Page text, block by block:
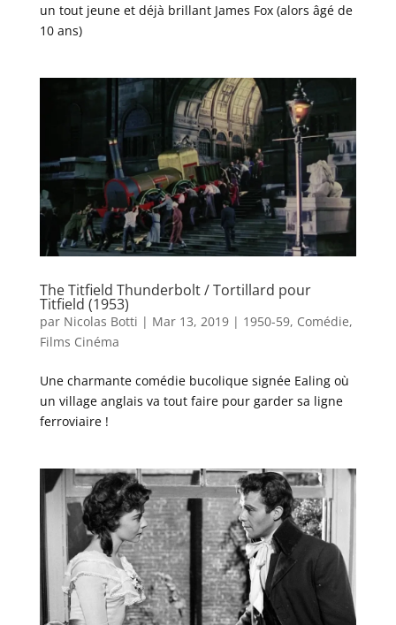
un tout jeune et déjà brillant James Fox (alors âgé de
10 ans)
The Titfield Thunderbolt / Tortillard pour
Titfield (1953)
par Nicolas Botti | Mar 13, 2019| 1950-59, Comédie,
Films Cinéma
Une charmante comédie bucolique signée Ealing où
un village anglais va tout faire pour garder sa ligne
ferroviaire !